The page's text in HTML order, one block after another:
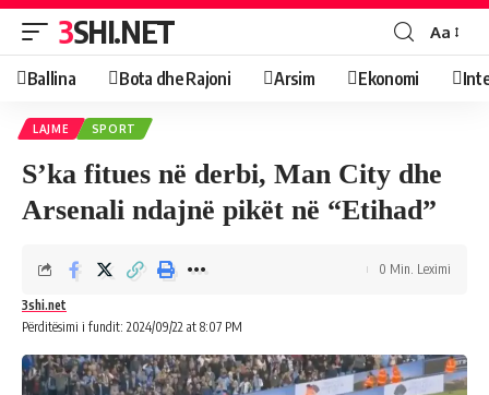
3SHI.NET Aa
Ballina Bota dhe Rajoni Arsim Ekonomi
LAJME SPORT
S’ka fitues në derbi, Man City dhe
Arsenali ndajnë pikët në “Etihad”
Përditësimi i fundit: 2024/09/22 at 8:07 PM
3shi.net
0 Min. Leximi